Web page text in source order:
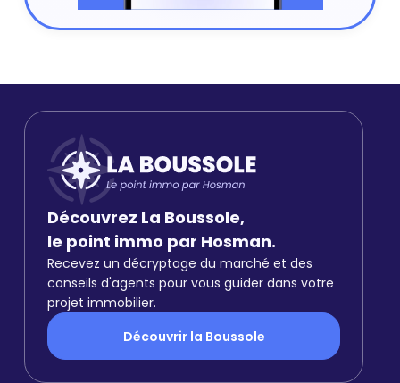
Découvrez La Boussole,
le point immo par Hosman.
Recevez un décryptage du marché et des
conseils d'agents pour vous guider dans votre
projet immobilier.
Découvrir la Boussole